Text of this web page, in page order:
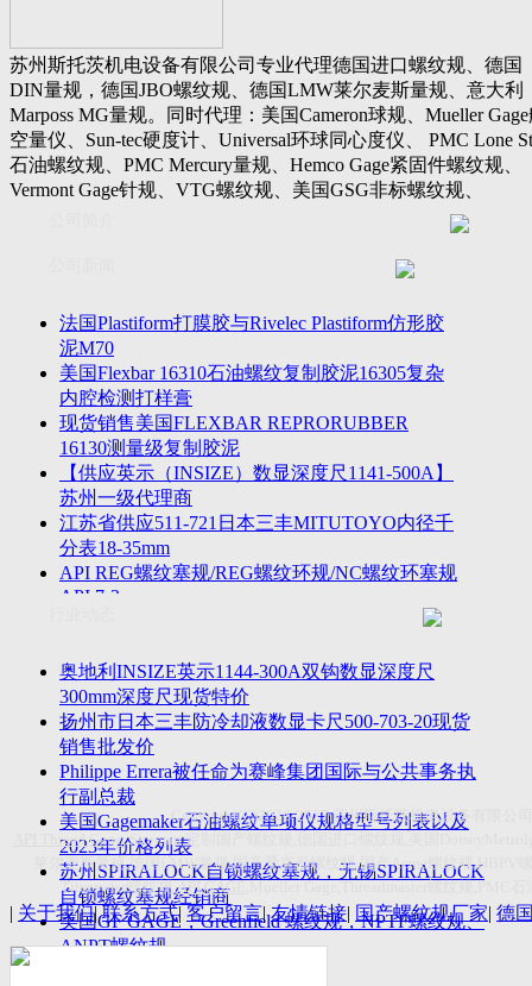
公司新闻
行业动态
设备展厅
资料下载
视频下载
资料下载
软件下载
苏州斯托茨机电设备有限公司专业代理德国进口螺纹规、德国
DIN量规，德国JBO螺纹规、德国LMW莱尔麦斯量规、意大利
Marposs MG量规。同时代理：美国Cameron球规、Mueller
空量仪、Sun-tec硬度计、Universal环球同心度仪、 PMC Lone
石油螺纹规、PMC Mercury量规、Hemco Gage紧固件螺纹规、
Vermont Gage针规、VTG螺纹规、美国GSG非标螺纹规、
Threadcheck航空螺纹规、 Westport医疗螺纹规、英国
惠氏螺纹规、Tru-thread石油螺纹规、美国Gagemaker单项仪，
士TESA测高仪、德国Mahr马尔粗糙度仪、数显深度尺、东精
影像仪、英国Zodiac gauge、英国Original Gauge螺纹规等。
法国Plastiform打膜胶与Rivelec Plastiform仿形胶
泥M70
美国Flexbar 16310石油螺纹复制胶泥16305复杂
内腔检测打样膏
现货销售美国FLEXBAR REPRORUBBER
16130测量级复制胶泥
【供应英示（INSIZE）数显深度尺1141-500A】
苏州一级代理商
江苏省供应511-721日本三丰MITUTOYO内径千
分表18-35mm
API REG螺纹塞规/REG螺纹环规/NC螺纹环塞规
API 7-2
苏州市万濠卧式投影仪CPJ-3020W/CPJ-4025W代
美国B2段差尺/间隙段差尺GAPSG/NMSG/GRIP-
004/CFM-095代理商
2023年美国Universal Punch圆度仪价格表，国产
定制跳动量仪
波音一季度营收增近三成超预期，近五年季度交
付数量首超空客
奥地利INSIZE英示1144-300A双钩数显深度尺
300mm深度尺现货特价
扬州市日本三丰防冷却液数显卡尺500-703-20现货
销售批发价
Philippe Errera被任命为赛峰集团国际与公共事务执
行副总裁
美国Gagemaker石油螺纹单项仪规格型号列表以及
2023年价格列表
苏州SPIRALOCK自锁螺纹塞规，无锡SPIRALOCK
自锁螺纹塞规经销商
美国GF GAGE，Greenfield 螺纹规，NPTF螺纹规、
ANPT螺纹规
Copyright(C)2026-2027苏州斯托茨机电设备有限公司
API Thread Gage, Sitemap,定制国产螺纹规
莱尔麦斯量规,德国 LMW量规,国产爱克母螺纹规 ,国产Acme 螺纹规,HBPV
Titecswiss螺纹规 ,API GAGE
| 关于我们|联系方式| 客户留言|友情链接| 国产螺纹规厂家| 德